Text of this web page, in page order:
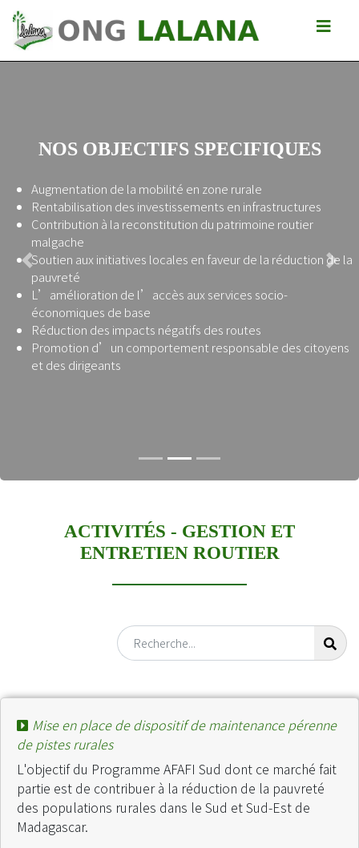
NOS OBJECTIFS SPECIFIQUES
Augmentation de la mobilité en zone rurale
Rentabilisation des investissements en infrastructures
Contribution à la reconstitution du patrimoine routier
malgache
Soutien aux initiatives locales en faveur de la réduction de la
pauvreté
L’amélioration de l’accès aux services socio-
économiques de base
Réduction des impacts négatifs des routes
Promotion d’un comportement responsable des citoyens
et des dirigeants
Previous Next
ACTIVITÉS - GESTION ET
ENTRETIEN ROUTIER
Mise en place de dispositif de maintenance pérenne
de pistes rurales
L'objectif du Programme AFAFI Sud dont ce marché fait
partie est de contribuer à la réduction de la pauvreté
des populations rurales dans le Sud et Sud-Est de
Madagascar.